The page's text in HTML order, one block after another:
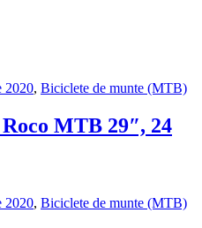
2020, Biciclete de munte (MTB)
MTB 29″, 24
2020, Biciclete de munte (MTB)